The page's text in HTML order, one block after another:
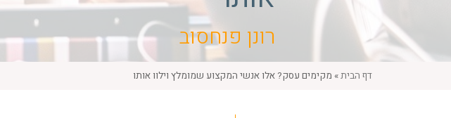
רונן פנחסוב
דף הבית» מקימים עסק? אלו אנשי המקצוע שמומלץ וילוו אותו